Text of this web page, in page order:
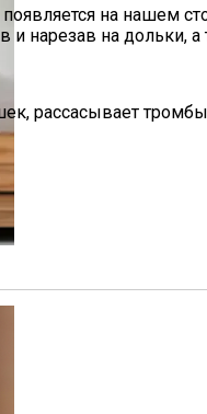
на нашем
нарезав на дольки,
рассасывает